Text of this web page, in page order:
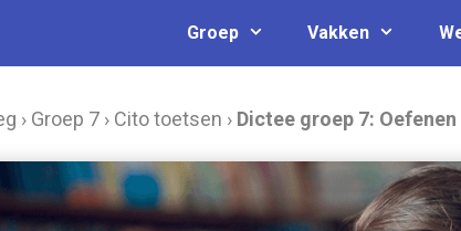
Groep Vakken
› Groep 7 › Cito toetsen › Dictee groep 7: